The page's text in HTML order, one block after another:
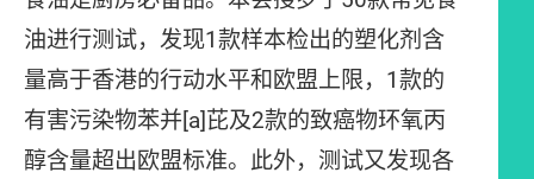
油进行测试，发现1款样本检出的塑化剂含
量高于香港的行动水平和欧盟上限，1款的
有害污染物苯并[a]芘及2款的致癌物环氧丙
醇含量超出欧盟标准。此外，测试又发现各